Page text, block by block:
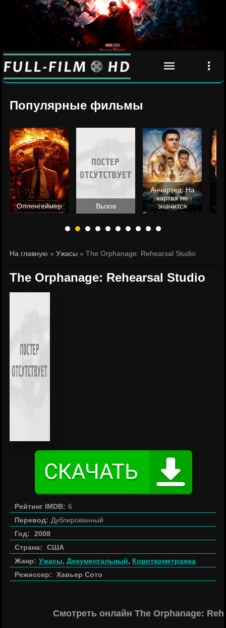
Популярные фильмы
Оппенгеймер Вызов
Анчартед: На
картах не
значится
На главную »Ужасы » The Orphanage: Rehearsal Studio
The Orphanage: Rehearsal Studio
Рейтинг IMDB: 6
Перевод: Дублированный
Год:
2008
Страна:
США
Жанр: Ужасы,Документальный, Короткометражка
Режиссер:
Хавьер Сото
Смотреть онлайн The Orphanage: